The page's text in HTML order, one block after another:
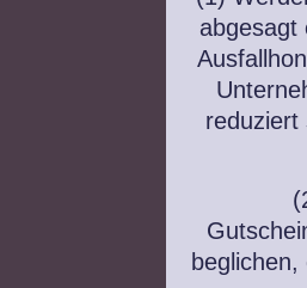
abgesagt
reduziert